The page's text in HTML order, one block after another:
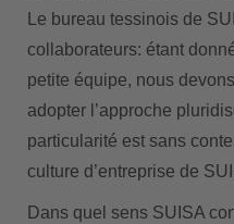
Le bureau tessinois de
collaborateurs: étant
petite équipe, nous
adopter l’approche
particularité est sans
culture d’entreprise de
Dans quel sens SUISA